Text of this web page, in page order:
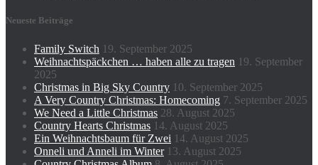
Neueste Beiträge
Family Switch 19. September 2025
Weihnachtspäckchen … haben alle zu tragen 19. September
2025
Christmas in Big Sky Country 10. September 2025
A Very Country Christmas: Homecoming 7. September 2025
We Need a Little Christmas 28. August 2025
Country Hearts Christmas 14. August 2025
Ein Weihnachtsbaum für Zwei 14. August 2025
Onneli und Anneli im Winter 13. August 2025